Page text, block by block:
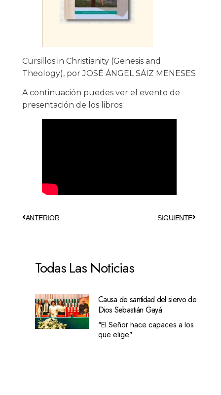
Cursillos in Christianity (Genesis and
Theology), por JOSÉ ÁNGEL SÁIZ MENESES
A continuación puedes ver el evento de
presentación de los libros:
ANTERIOR SIGUIENTE
Todas Las Noticias
Causa de santidad del siervo de
Dios Sebastián Gayá
“El Señor hace capaces a los
que elige”